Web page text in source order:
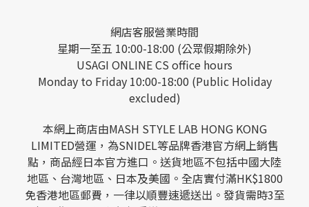
網店客服營業時間
星期一至五 10:00-18:00 (公眾假期除外)
USAGI ONLINE CS office hours
Monday to Friday 10:00-18:00 (Public Holiday
excluded)
本網上商店由MASH STYLE LAB HONG KONG
LIMITED營運，為SNIDEL等品牌香港官方網上銷售
點，商品經日本官方進口。送貨地區不包括中國大陸
地區、台灣地區、日本及美國。全店實付滿HK$1800
免香港地區郵費，一律以順豐速遞送出。發貨需時3至